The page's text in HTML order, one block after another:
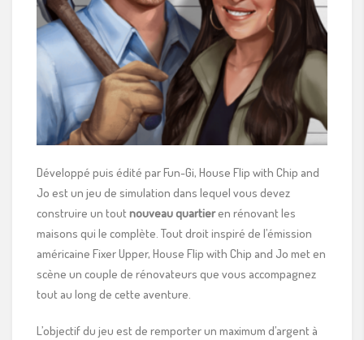
Développé puis édité par Fun-Gi, House Flip with Chip and
Jo est un jeu de simulation dans lequel vous devez
construire un toutnouveau quartieren rénovant les
maisons qui le complète. Tout droit inspiré de l’émission
américaine Fixer Upper, House Flip with Chip and Jo met en
scène un couple de rénovateurs que vous accompagnez
tout au long de cette aventure.
L’objectif du jeu est de remporter un maximum d’argent à